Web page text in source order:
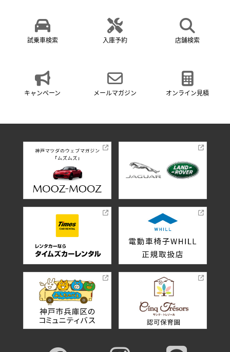
試乗車検索 入庫予約 店舗検索
キャンペーン メールマガジン オンライン見積